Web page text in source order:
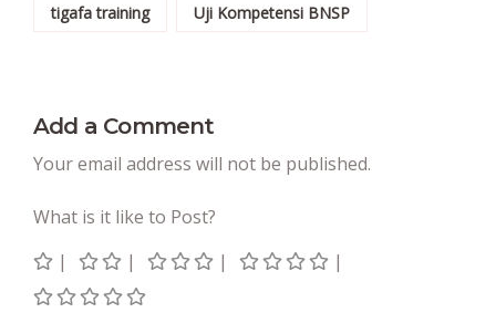
tigafa training Uji Kompetensi BNSP
Add a Comment
Your email address will not be published.
What is it like to Post?